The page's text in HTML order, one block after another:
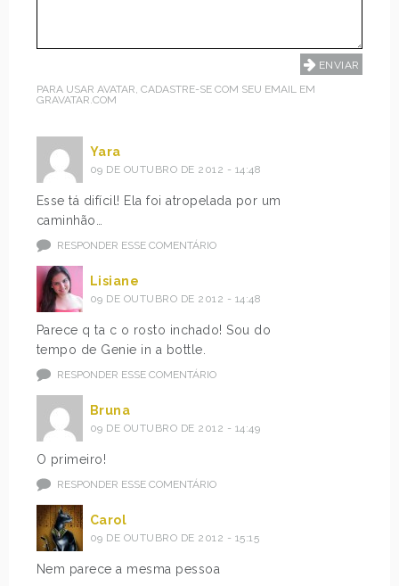
PARA USAR AVATAR, CADASTRE-SE COM SEU EMAIL EM
GRAVATAR.COM
Yara
09 DE OUTUBRO DE 2012 - 14:48
Esse tá difícil! Ela foi atropelada por um
caminhão…
RESPONDER ESSE COMENTÁRIO
Lisiane
09 DE OUTUBRO DE 2012 - 14:48
Parece q ta c o rosto inchado! Sou do
tempo de Genie in a bottle.
RESPONDER ESSE COMENTÁRIO
Bruna
09 DE OUTUBRO DE 2012 - 14:49
O primeiro!
RESPONDER ESSE COMENTÁRIO
Carol
09 DE OUTUBRO DE 2012 - 15:15
Nem parece a mesma pessoa